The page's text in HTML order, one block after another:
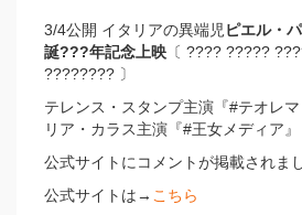
3/4公開 イタリアの異端児 ピエル・
誕???年記念上映 〔 ???? ?????
???????? 〕
テレンス・スタンプ主演『#テオレ
リア・カラス主演『#王女メディア』
公式サイトにコメントが掲載されま
公式サイトは→ こちら